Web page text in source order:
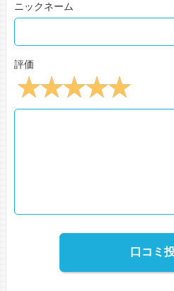
ニックネーム
評価